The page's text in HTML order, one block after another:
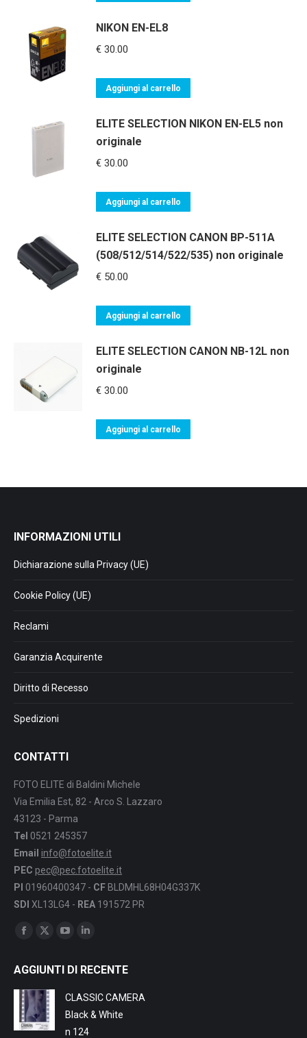
NIKON EN-EL8
€ 30.00
Aggiungi al carrello
ELITE SELECTION NIKON EN-EL5 non
originale
€ 30.00
Aggiungi al carrello
ELITE SELECTION CANON BP-511A
(508/512/514/522/535) non originale
€ 50.00
Aggiungi al carrello
ELITE SELECTION CANON NB-12L non
originale
€ 30.00
Aggiungi al carrello
INFORMAZIONI UTILI
Dichiarazione sulla Privacy (UE)
Cookie Policy (UE)
Reclami
Garanzia Acquirente
Diritto di Recesso
Spedizioni
CONTATTI
FOTO ELITE di Baldini Michele
Via Emilia Est, 82 - Arco S. Lazzaro
43123 - Parma
Tel 0521 245357
Email info@fotoelite.it
PEC pec@pec.fotoelite.it
PI 01960400347 - CF BLDMHL68H04G337K
SDI XL13LG4 - REA 191572 PR
Find us on:
Facebook
opens
in
new
window
X
opens
in
new
window
opens
in
new
window
opens
in
new
window
AGGIUNTI DI RECENTE
CLASSIC CAMERA
Black & White
n 124